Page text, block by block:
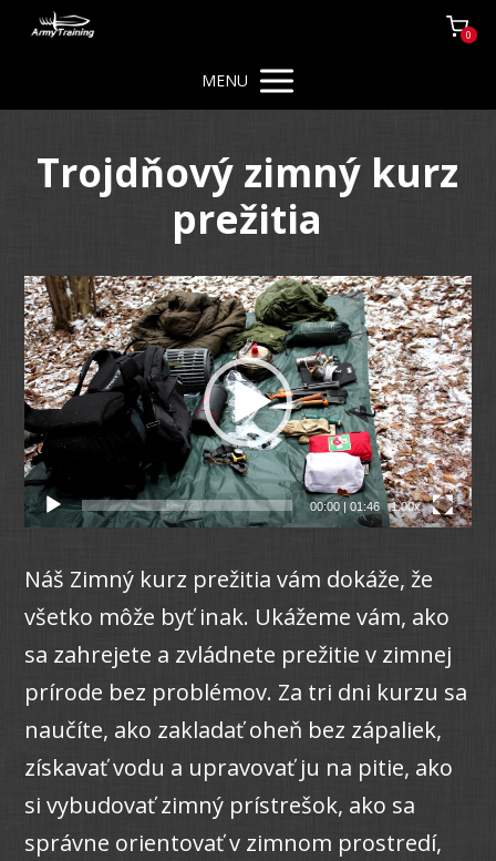
0
MENU
Trojdňový zimný kurz
prežitia
Video
prehrávač
00:00| 01:46 1.00x
Náš Zimný kurz prežitia vám dokáže, že
všetko môže byť inak. Ukážeme vám, ako
sa zahrejete a zvládnete prežitie v zimnej
prírode bez problémov. Za tri dni kurzu sa
naučíte, ako zakladať oheň bez zápaliek,
získavať vodu a upravovať ju na pitie, ako
si vybudovať zimný prístrešok, ako sa
správne orientovať v zimnom prostredí,